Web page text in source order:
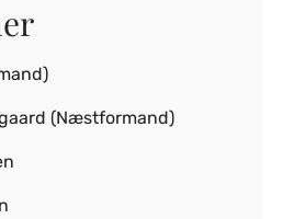
(Næstformand)